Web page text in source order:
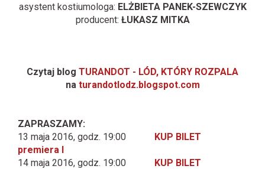
asystent kostiumologa: ELŻBIETA PANEK-SZEWCZYK
producent: ŁUKASZ MITKA
Czytaj blog TURANDOT - LÓD, KTÓRY ROZPALA
na turandotlodz.blogspot.com
ZAPRASZAMY:
13 maja 2016, godz. 19:00 KUP BILET
premiera I
14 maja 2016, godz. 19:00 KUP BILET